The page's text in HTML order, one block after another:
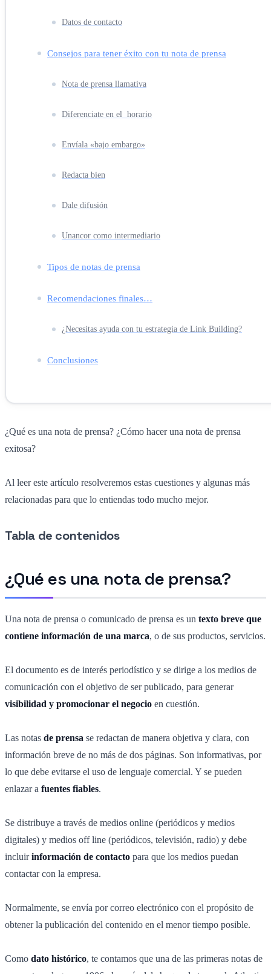
Datos de contacto
Consejos para tener éxito con tu nota de prensa
Nota de prensa llamativa
Diferenciate en el horario
Envíala «bajo embargo»
Redacta bien
Dale difusión
Unancor como intermediario
Tipos de notas de prensa
Recomendaciones finales…
¿Necesitas ayuda con tu estrategia de Link Building?
Conclusiones
¿Qué es una nota de prensa? ¿Cómo hacer una nota de prensa
exitosa?
Al leer este artículo resolveremos estas cuestiones y algunas más
relacionadas para que lo entiendas todo mucho mejor.
Tabla de contenidos
¿Qué es una nota de prensa?
Una nota de prensa o comunicado de prensa es un texto breve que
contiene información de una marca, o de sus productos, servicios.
El documento es de interés periodístico y se dirige a los medios de
comunicación con el objetivo de ser publicado, para generar
visibilidad y promocionar el negocio en cuestión.
Las notas de prensa se redactan de manera objetiva y clara, con
información breve de no más de dos páginas. Son informativas, por
lo que debe evitarse el uso de lenguaje comercial. Y se pueden
enlazar a fuentes fiables.
Se distribuye a través de medios online (periódicos y medios
digitales) y medios off line (periódicos, televisión, radio) y debe
incluirinformación de contacto para que los medios puedan
contactar con la empresa.
Normalmente, se envía por correo electrónico con el propósito de
obtener la publicación del contenido en el menor tiempo posible.
Como dato histórico, te contamos que una de las primeras notas de